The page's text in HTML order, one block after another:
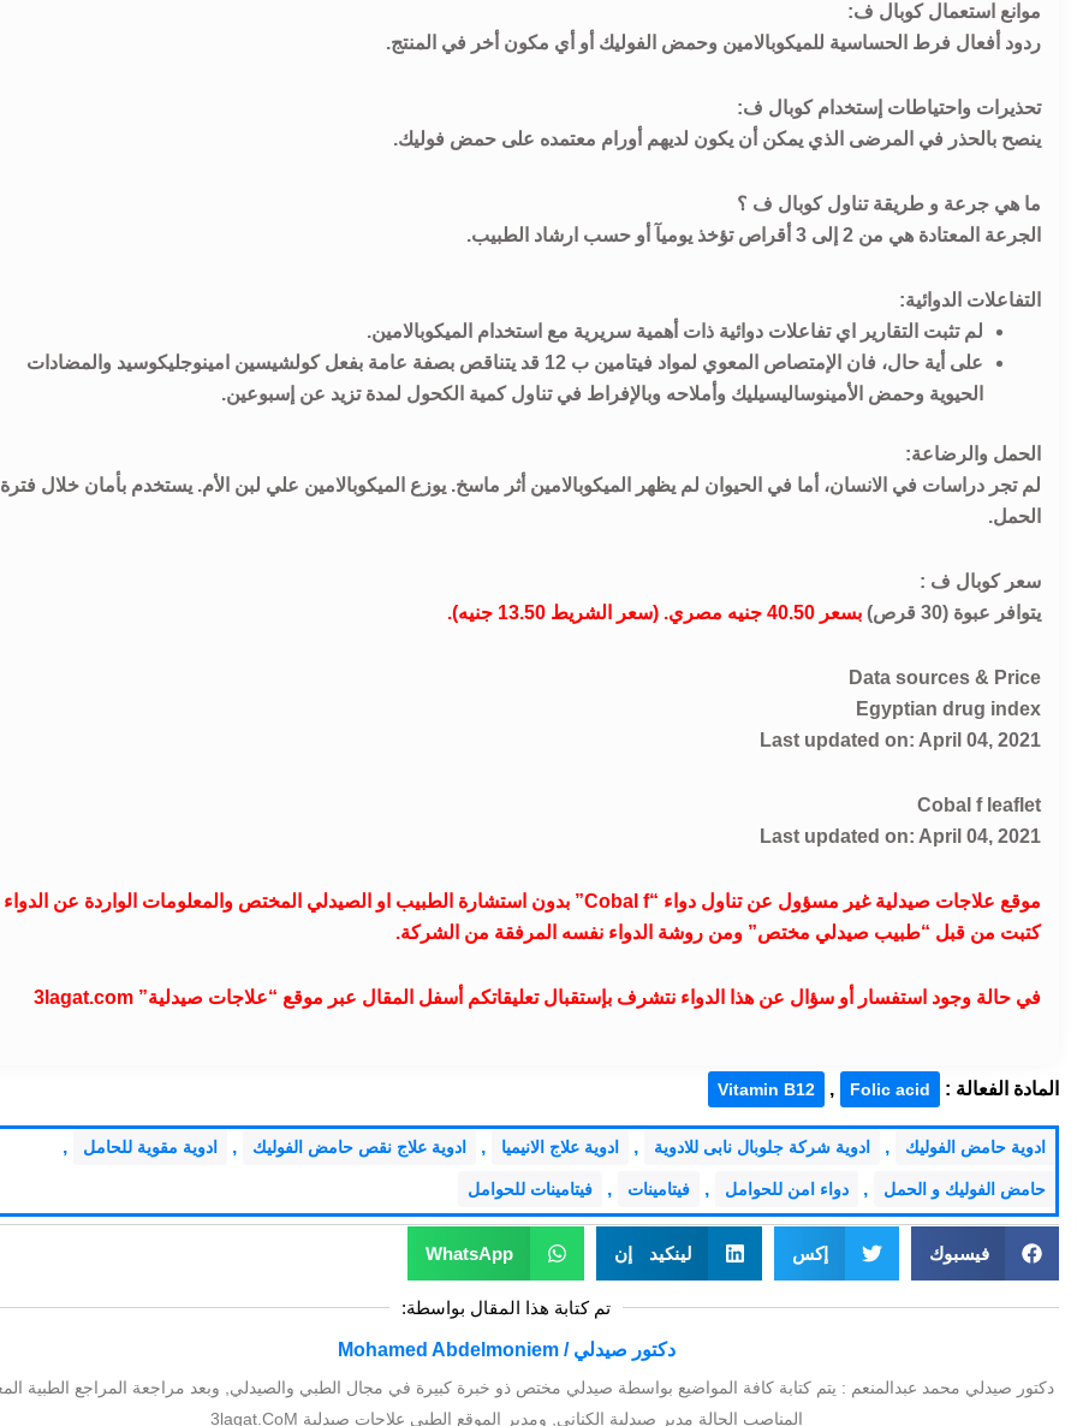
موانع استعمال كوبال ف:
ردود أفعال فرط الحساسية للميكوبالامين وحمض الفوليك أو أي مكون أخر في المنتج.
تحذيرات واحتياطات إستخدام كوبال ف:
ينصح بالحذر في المرضى الذي يمكن أن يكون لديهم أورام معتمده على حمض فوليك.
ما هي جرعة و طريقة تناول كوبال ف ؟
الجرعة المعتادة هي من 2 إلى 3 أقراص تؤخذ يوميآ أو حسب ارشاد الطبيب.
التفاعلات الدوائية:
لم تثبت التقارير اي تفاعلات دوائية ذات أهمية سريرية مع استخدام الميكوبالامين.
على أية حال، فان الإمتصاص المعوي لمواد فيتامين ب 12 قد يتناقص بصفة عامة بفعل كولشيسين امينوجليكوسيد والمضادات
الحيوية وحمض الأمينوساليسيليك وأملاحه وبالإفراط في تناول كمية الكحول لمدة تزيد عن إسبوعين.
الحمل والرضاعة:
لم تجر دراسات في الانسان، أما في الحيوان لم يظهر الميكوبالامين أثر ماسخ. يوزع الميكوبالامين علي لبن الأم. يستخدم بأمان خلال فترة
الحمل.
سعر كوبال ف :
يتوافر عبوة (30 قرص)
بسعر 40.50 جنيه مصري. (سعر الشريط 13.50 جنيه).
Data sources & Price
Egyptian drug index
Last updated on: April 04, 2021
Cobal f leaflet
Last updated on: April 04, 2021
موقع علاجات صيدلية غير مسؤول عن تناول دواء “Cobal f” بدون استشارة الطبيب او الصيدلي المختص والمعلومات الواردة عن الدواء
كتبت من قبل “طبيب صيدلي مختص” ومن روشة الدواء نفسه المرفقة من الشركة.
في حالة وجود استفسار أو سؤال عن هذا الدواء نتشرف بإستقبال تعليقاتكم أسفل المقال عبر موقع “علاجات صيدلية” 3lagat.com
المادة الفعالة : Folic acid
,
Vitamin B12
ادوية حامض الفوليك , ادوية شركة جلوبال نابى للادوية , ادوية علاج الانيميا , ادوية علاج نقص حامض الفوليك , ادوية مقوية للحامل ,
حامض الفوليك و الحمل , دواء امن للحوامل , فيتامينات , فيتامينات للحوامل
فيسبوك إكس لينكيد إن WhatsApp
تم كتابة هذا المقال بواسطة:
دكتور صيدلي / Mohamed Abdelmoniem
دكتور صيدلي محمد عبدالمنعم : يتم كتابة كافة المواضيع بواسطة صيدلي مختص ذو خبرة كبيرة في مجال الطبي والصيدلي, وبعد مراجعة المراجع الطبية
المناصب الحالة مدير صيدلية الكناني, ومدير الموقع الطبي علاجات صيدلية 3lagat.CoM